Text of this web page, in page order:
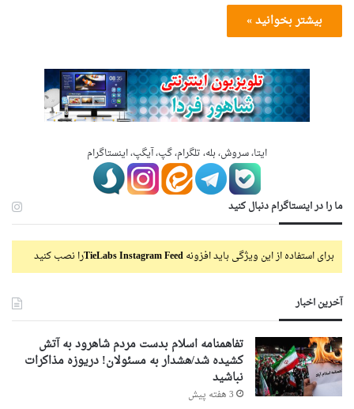
بیشتر بخوانید »
ایتا، سروش، بله، تلگرام، گپ، آیگپ، اینستاگرام
ما را در اینستاگرام دنبال کنید
برای استفاده از این ویژگی باید افزونهTieLabs Instagram Feedرا نصب کنید
آخرین اخبار
تفاهمنامه اسلام بدست مردم شاهرود به آتش
کشیده شد/هشدار به مسئولان! دریوزه مذاکرات
نباشید
3 هفته پیش